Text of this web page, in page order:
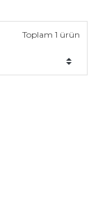
Toplam 1 ürün